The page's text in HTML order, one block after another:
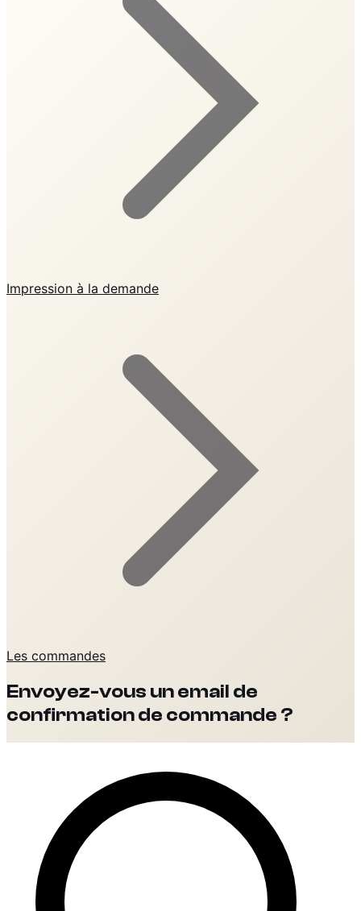
Impression à la demande
Les commandes
Envoyez-vous un email de
confirmation de commande ?